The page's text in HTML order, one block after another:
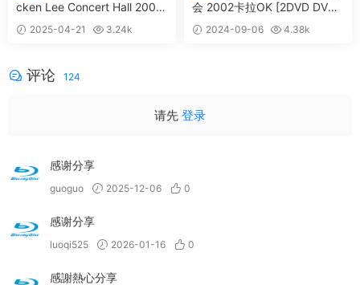
cken Lee Concert Hall 2006
CD+DVD [DVD ISO 7.42GB]
2025-04-21
3.24k
会 2002卡拉OK [2DVD DVD
14.55GB]
2024-09-06
4.38k
评论 124
请先 登录
感谢分享
guoguo 2025-12-06 0
感谢分享
luoqi525 2026-01-16 0
感謝熱心分享